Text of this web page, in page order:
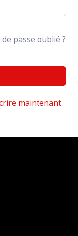
passe oublié ?
maintenant